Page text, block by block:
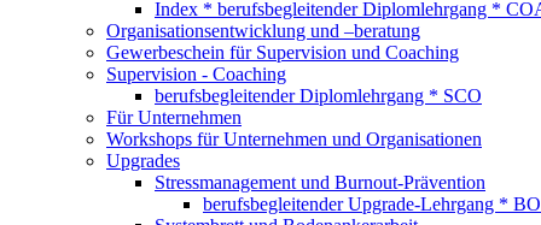
Index * berufsbegleitender Diplomlehrgang *
Organisationsentwicklung und –beratung
Gewerbeschein für Supervision und Coaching
Supervision - Coaching
berufsbegleitender Diplomlehrgang * SCO
Für Unternehmen
Workshops für Unternehmen und Organisationen
Upgrades
Stressmanagement und Burnout-Prävention
berufsbegleitender Upgrade-Lehrgang * BO